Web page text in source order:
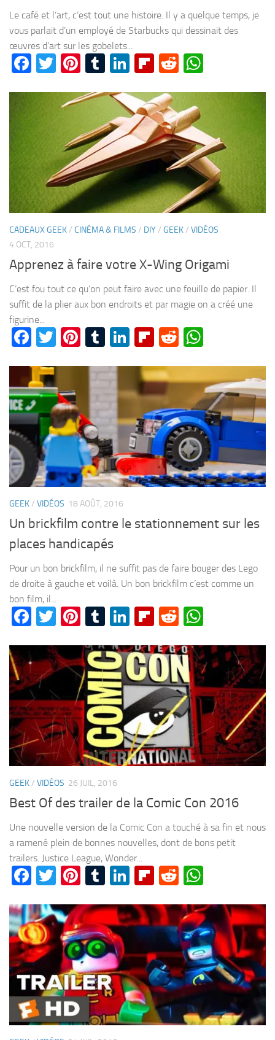
Le café et l’art, c’est tout une histoire. Il y a quelque temps, je
vous parlait d’un employé de Starbucks qui dessinait des
œuvres d’art sur les gobelets...
Facebook
Twitter
Pinterest
Tumblr
LinkedIn
Flipboard
Reddit
CADEAUX GEEK/ CINÉMA & FILMS / DIY/ GEEK/ VIDÉOS
4 OCT, 2016
Apprenez à faire votre X-Wing Origami
C’est fou tout ce qu’on peut faire avec une feuille de papier. Il
suffit de la plier aux bon endroits et par magie on a créé une
figurine...
Facebook
Twitter
Pinterest
Tumblr
LinkedIn
Flipboard
Reddit
GEEK/ VIDÉOS 18 AOÛT, 2016
Un brickfilm contre le stationnement sur les
places handicapés
Pour un bon brickfilm, il ne suffit pas de faire bouger des Lego
de droite à gauche et voilà. Un bon brickfilm c’est comme un
bon film, il...
Facebook
TwitterPinterest
TumblrLinkedIn
Flipboard
Reddit
GEEK/ VIDÉOS 26 JUIL, 2016
Best Of des trailer de la Comic Con 2016
Une nouvelle version de la Comic Con a touché à sa fin et nous
a ramené plein de bonnes nouvelles, dont de bons petit
trailers. Justice League, Wonder...
Facebook
TwitterPinterest
TumblrLinkedIn
Flipboard
Reddit